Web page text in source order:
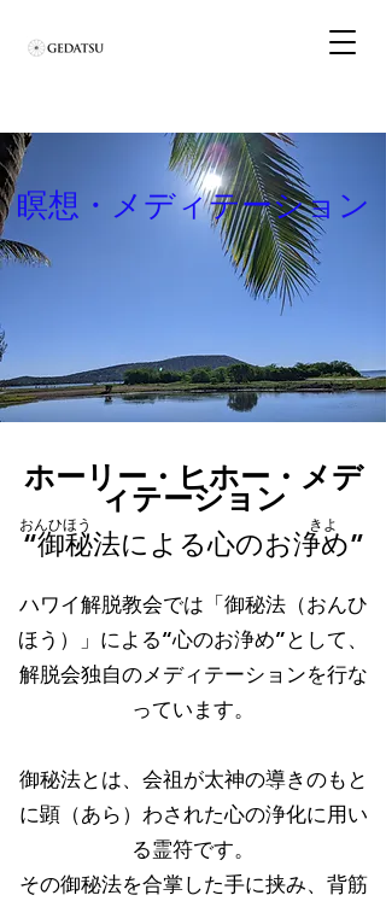
瞑想・メディテーション
ホーリー・ヒホー・メデ
ィテーション
おんひほう きよ
“御秘法による心のお浄め”
ハワイ解脱教会では「御秘法（おんひ
ほう）」による“心のお浄め”として、
解脱会独自のメディテーションを行な
っています。
御秘法とは、会祖が太神の導きのもと
に顕（あら）わされた心の浄化に用い
る霊符です。
その御秘法を合掌した手に挟み、背筋